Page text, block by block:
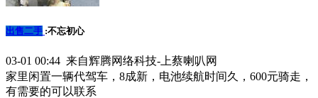
出售二手 :不忘初心
03-01 00:44 来自辉腾网络科技-上蔡喇叭网
家里闲置一辆代驾车，8成新，电池续航时间久，600元骑走，
有需要的可以联系